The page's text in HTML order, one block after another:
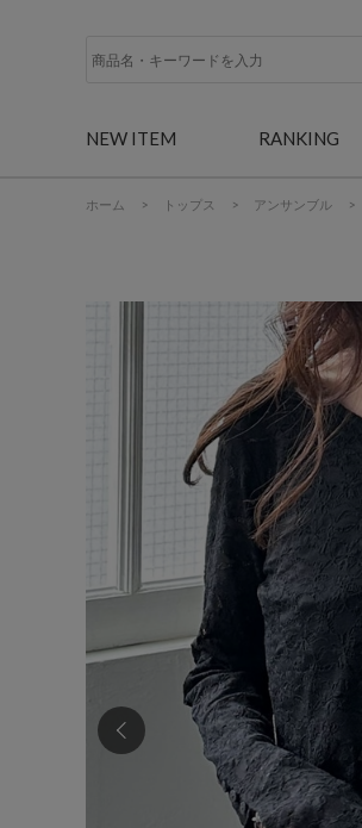
NEW ITEM RANKING
ホーム > トップス > アンサンブル >